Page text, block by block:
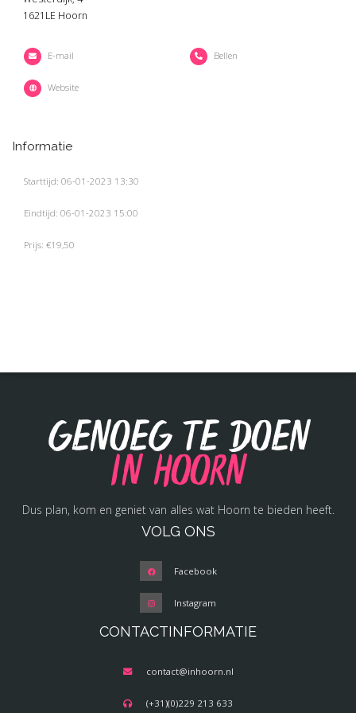
1621LE Hoorn
E-mail Bellen
Website
Informatie
Starttijd: 06-01-2023 13:30
Eindtijd: 06-01-2023 15:00
Prijs: €19,50
Genoeg te doen
in Hoorn
Dus plan, kom en geniet van alles wat Hoorn te bieden heeft.
VOLG ONS
Facebook
Instagram
CONTACTINFORMATIE
contact@inhoorn.nl
(+31)(0)229 213 633